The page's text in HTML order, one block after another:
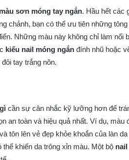
màu sơn móng tay ngắn. Hầu hết các
chảnh, bạn có thể ưu tiên những
Những màu này không chỉ làm nổi
kiểu nail móng ngắn đính nhũ hoặc
tay trắng nõn.
cần sự cân nhắc kỹ lưỡng hơn để
an toàn và hiệu quả nhất. Ví dụ, màu
tôn lên vẻ đẹp khỏe khoắn của làn da
khiến da trông xỉn màu. Một bộ nail